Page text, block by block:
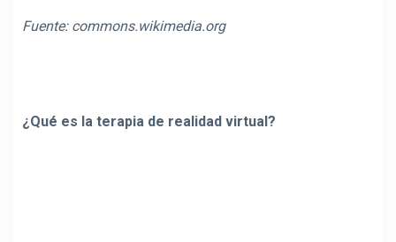
Fuente: commons.wikimedia.org
¿Qué es la terapia de realidad virtual?